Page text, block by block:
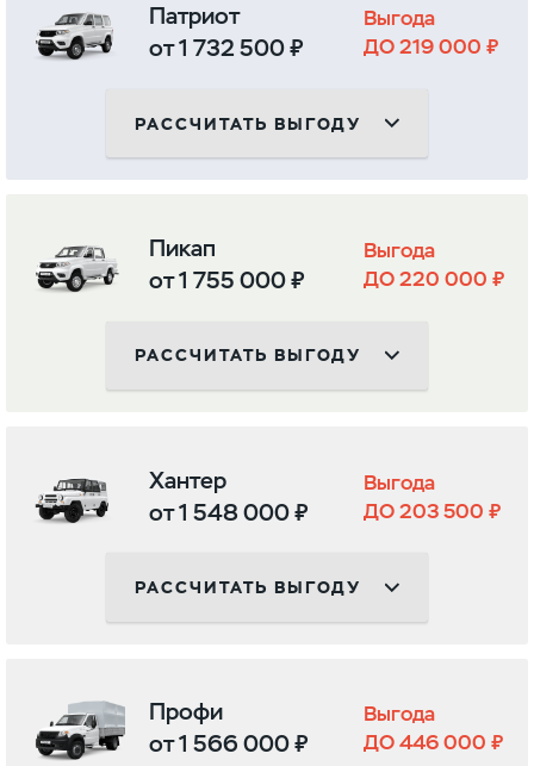
Патриот
от 1 732 500 ₽
Выгода
ДО 219 000 ₽
РАССЧИТАТЬ ВЫГОДУ
Пикап
от 1 755 000 ₽
Выгода
ДО 220 000 ₽
РАССЧИТАТЬ ВЫГОДУ
Хантер
от 1 548 000 ₽
Выгода
ДО 203 500 ₽
РАССЧИТАТЬ ВЫГОДУ
Профи
от 1 566 000 ₽
Выгода
ДО 446 000 ₽